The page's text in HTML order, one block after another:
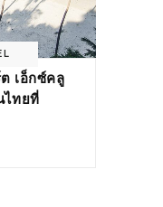
ต เอ็กซ์คลู
ไทยที่